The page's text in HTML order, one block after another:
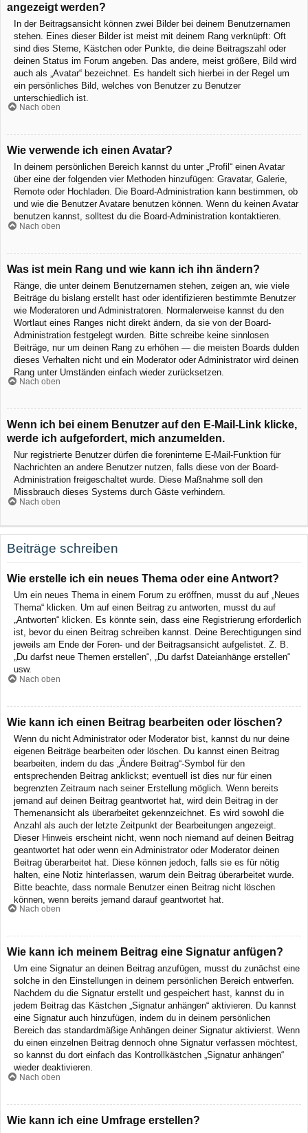
angezeigt werden?
In der Beitragsansicht können zwei Bilder bei deinem Benutzernamen
stehen. Eines dieser Bilder ist meist mit deinem Rang verknüpft: Oft
sind dies Sterne, Kästchen oder Punkte, die deine Beitragszahl oder
deinen Status im Forum angeben. Das andere, meist größere, Bild wird
auch als „Avatar“ bezeichnet. Es handelt sich hierbei in der Regel um
ein persönliches Bild, welches von Benutzer zu Benutzer
unterschiedlich ist.
Nach oben
Wie verwende ich einen Avatar?
In deinem persönlichen Bereich kannst du unter „Profil“ einen Avatar
über eine der folgenden vier Methoden hinzufügen: Gravatar, Galerie,
Remote oder Hochladen. Die Board-Administration kann bestimmen, ob
und wie die Benutzer Avatare benutzen können. Wenn du keinen Avatar
benutzen kannst, solltest du die Board-Administration kontaktieren.
Nach oben
Was ist mein Rang und wie kann ich ihn ändern?
Ränge, die unter deinem Benutzernamen stehen, zeigen an, wie viele
Beiträge du bislang erstellt hast oder identifizieren bestimmte Benutzer
wie Moderatoren und Administratoren. Normalerweise kannst du den
Wortlaut eines Ranges nicht direkt ändern, da sie von der Board-
Administration festgelegt wurden. Bitte schreibe keine sinnlosen
Beiträge, nur um deinen Rang zu erhöhen — die meisten Boards dulden
dieses Verhalten nicht und ein Moderator oder Administrator wird deinen
Rang unter Umständen einfach wieder zurücksetzen.
Nach oben
Wenn ich bei einem Benutzer auf den E-Mail-Link klicke,
werde ich aufgefordert, mich anzumelden.
Nur registrierte Benutzer dürfen die foreninterne E-Mail-Funktion für
Nachrichten an andere Benutzer nutzen, falls diese von der Board-
Administration freigeschaltet wurde. Diese Maßnahme soll den
Missbrauch dieses Systems durch Gäste verhindern.
Nach oben
Beiträge schreiben
Wie erstelle ich ein neues Thema oder eine Antwort?
Um ein neues Thema in einem Forum zu eröffnen, musst du auf „Neues
Thema“ klicken. Um auf einen Beitrag zu antworten, musst du auf
„Antworten“ klicken. Es könnte sein, dass eine Registrierung erforderlich
ist, bevor du einen Beitrag schreiben kannst. Deine Berechtigungen sind
jeweils am Ende der Foren- und der Beitragsansicht aufgelistet. Z. B.
„Du darfst neue Themen erstellen“, „Du darfst Dateianhänge erstellen“
usw.
Nach oben
Wie kann ich einen Beitrag bearbeiten oder löschen?
Wenn du nicht Administrator oder Moderator bist, kannst du nur deine
eigenen Beiträge bearbeiten oder löschen. Du kannst einen Beitrag
bearbeiten, indem du das „Ändere Beitrag“-Symbol für den
entsprechenden Beitrag anklickst; eventuell ist dies nur für einen
begrenzten Zeitraum nach seiner Erstellung möglich. Wenn bereits
jemand auf deinen Beitrag geantwortet hat, wird dein Beitrag in der
Themenansicht als überarbeitet gekennzeichnet. Es wird sowohl die
Anzahl als auch der letzte Zeitpunkt der Bearbeitungen angezeigt.
Dieser Hinweis erscheint nicht, wenn noch niemand auf deinen Beitrag
geantwortet hat oder wenn ein Administrator oder Moderator deinen
Beitrag überarbeitet hat. Diese können jedoch, falls sie es für nötig
halten, eine Notiz hinterlassen, warum dein Beitrag überarbeitet wurde.
Bitte beachte, dass normale Benutzer einen Beitrag nicht löschen
können, wenn bereits jemand darauf geantwortet hat.
Nach oben
Wie kann ich meinem Beitrag eine Signatur anfügen?
Um eine Signatur an deinen Beitrag anzufügen, musst du zunächst eine
solche in den Einstellungen in deinem persönlichen Bereich entwerfen.
Nachdem du die Signatur erstellt und gespeichert hast, kannst du in
jedem Beitrag das Kästchen „Signatur anhängen“ aktivieren. Du kannst
eine Signatur auch hinzufügen, indem du in deinem persönlichen
Bereich das standardmäßige Anhängen deiner Signatur aktivierst. Wenn
du einen einzelnen Beitrag dennoch ohne Signatur verfassen möchtest,
so kannst du dort einfach das Kontrollkästchen „Signatur anhängen“
wieder deaktivieren.
Nach oben
Wie kann ich eine Umfrage erstellen?